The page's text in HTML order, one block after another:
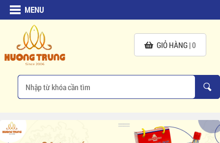
MENU
GIỎ HÀNG |0